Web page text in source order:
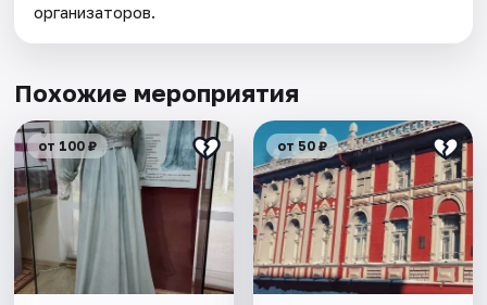
организаторов.
Похожие мероприятия
от 100 ₽ от 50 ₽